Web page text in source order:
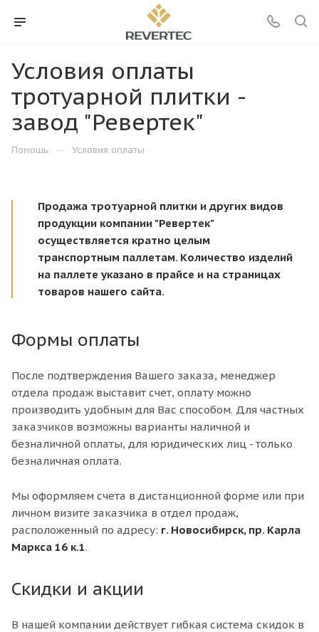
Условия оплаты
тротуарной плитки -
завод "Ревертек"
Помощь — Условия оплаты
Продажа тротуарной плитки и других видов
продукции компании "Ревертек"
осуществляется кратно целым
транспортным паллетам. Количество изделий
на паллете указано в прайсе и на страницах
товаров нашего сайта.
Формы оплаты
После подтверждения Вашего заказа, менеджер
отдела продаж выставит счет, оплату можно
производить удобным для Вас способом. Для частных
заказчиков возможны варианты наличной и
безналичной оплаты, для юридических лиц - только
безналичная оплата.
Мы оформляем счета в дистанционной форме или при
личном визите заказчика в отдел продаж,
расположенный по адресу: г. Новосибирск, пр. Карла
Маркса 16 к.1.
Скидки и акции
В нашей компании действует гибкая система скидок в